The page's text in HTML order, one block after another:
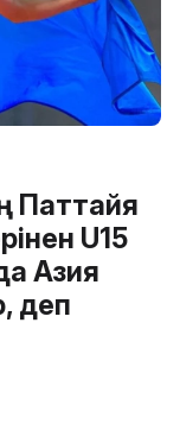
Паттайя
U15
Азия
деп